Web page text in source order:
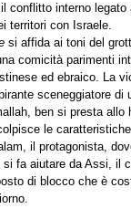
conflitto interno legato
territori con Israele.
si affida ai toni del
comicità parimenti
ed ebraico. La
sceneggiatore di
ben si presta allo
le
il protagonista,
si fa aiutare da Assi, il
di blocco che è